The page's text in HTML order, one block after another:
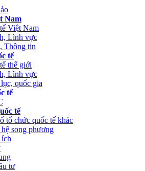
Nam
Việt Nam
Lĩnh vực
Thông tin
tế
thế giới
Lĩnh vực
quốc gia
tế
tế
tổ chức quốc tế khác
song phương
tư